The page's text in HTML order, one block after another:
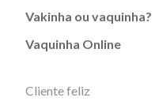
Vakinha ou vaquinha?
Vaquinha Online
Cliente feliz